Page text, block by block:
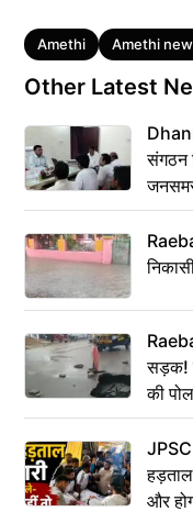
Tags
Amethi Amethi
Other Latest
संगठन
सड़क!
की
और